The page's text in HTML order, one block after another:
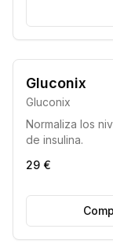
Gluconix
Gluconix
Normaliza los
de insulina.
29 €